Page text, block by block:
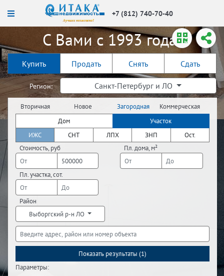
+7 (812) 740-70-40
С Вами с 1993 года!
Купить Продать Снять Сдать
Регион: Санкт-Петербург и ЛО
Вторичная
недвижимость
Новое
строительство
Загородная
недвижимость
Коммерческая
недвижимость
Дом
Участок
ИЖС
СНТ ЛПХ ЗНП
Ост.
Стоимость, руб
Пл. дома, м²
Пл. участка, сот.
Район
Выборгский р-н ЛО
Показать результаты (1)
Параметры: